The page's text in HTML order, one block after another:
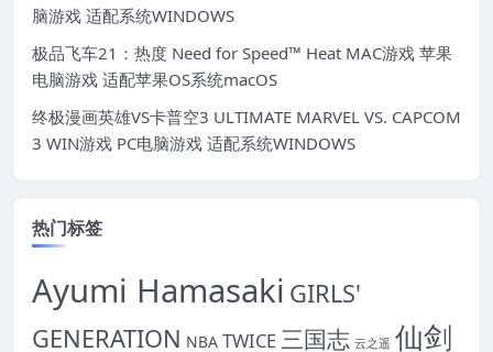
脑游戏 适配系统WINDOWS
极品飞车21：热度 Need for Speed™ Heat MAC游戏 苹果
电脑游戏 适配苹果OS系统macOS
终极漫画英雄VS卡普空3 ULTIMATE MARVEL VS. CAPCOM
3 WIN游戏 PC电脑游戏 适配系统WINDOWS
热门标签
Ayumi Hamasaki GIRLS'
GENERATION NBA TWICE三国志 云之遥 仙剑